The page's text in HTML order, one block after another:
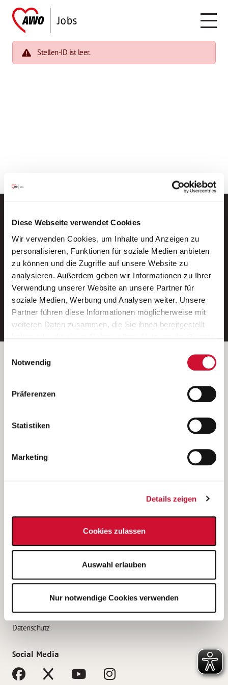
Diese Webseite verwendet Cookies
Wir verwenden Cookies, um Inhalte und Anzeigen zu
personalisieren, Funktionen für soziale Medien anbieten
zu können und die Zugriffe auf unsere Website zu
analysieren. Außerdem geben wir Informationen zu Ihrer
Verwendung unserer Website an unsere Partner für
soziale Medien, Werbung und Analysen weiter. Unsere
Partner führen diese Informationen möglicherweise mit
weiteren Daten zusammen, die Sie ihnen bereitgestellt
Wenn Sie auf „Cookies zulassen“ klicken, so stimmen
Sie der Speicherung sämtlicher Cookies zu. Sie können
Ihre Einwilligung selbstverständlich jederzeit widerrufen,
indem Sie die Cookie-Einstellungen aufrufen und diese
unsererDatenschutzerklärung
Notwendig
Präferenzen
Statistiken
Marketing
Details zeigen
Cookies zulassen
Auswahl erlauben
Nur notwendige Cookies verwenden
Stellen-ID ist leer.
Neue Stellen per E-Mail.
Ein kostenloser Service von AWO
Jobs.
E-Mail-Adresse eintragen
Betreiber der Webseite
Kantstraße 45a
(Ein Tochterunternehmen des AWO Bezirksverbandes Unterfranken
e.V.)
Bewerbung als Altenpflegehelfer*in
Bewerbung als Erzieher*in
AWO Gliederungen nach Bundesland
Impressum
Datenschutz
Social Media